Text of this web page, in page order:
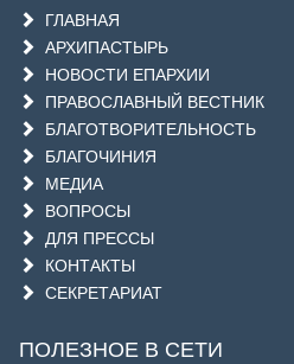
ГЛАВНАЯ
АРХИПАСТЫРЬ
НОВОСТИ ЕПАРХИИ
ПРАВОСЛАВНЫЙ ВЕСТНИК
БЛАГОТВОРИТЕЛЬНОСТЬ
БЛАГОЧИНИЯ
МЕДИА
ВОПРОСЫ
ДЛЯ ПРЕССЫ
КОНТАКТЫ
СЕКРЕТАРИАТ
ПОЛЕЗНОЕ В СЕТИ